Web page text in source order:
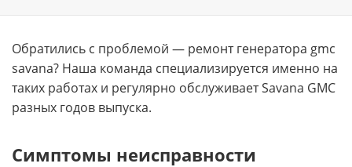
Обратились с проблемой — ремонт генератора gmc
savana? Нашa команда специализируется именно на
таких работах и регулярно обслуживает Savana GMC
разных годов выпуска.
Симптомы неисправности